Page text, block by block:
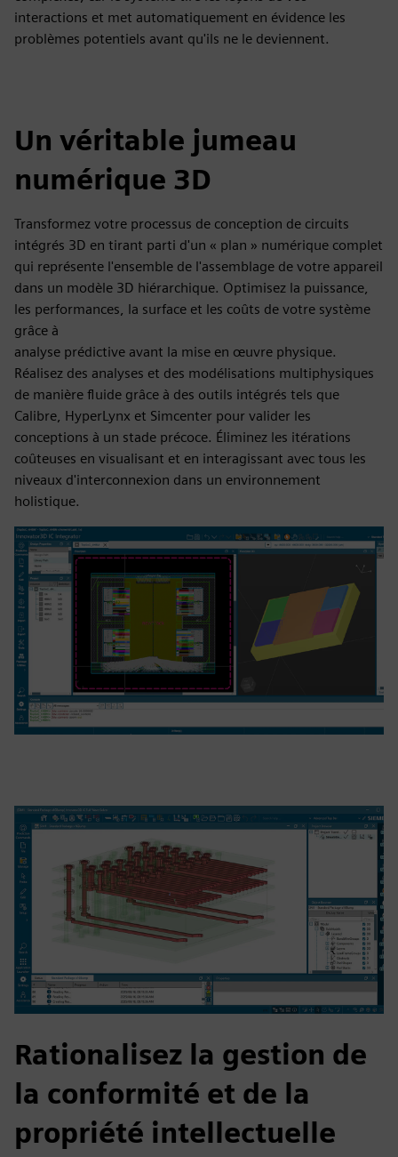
interactions et met automatiquement en évidence les
problèmes potentiels avant qu'ils ne le deviennent.
Un véritable jumeau
numérique 3D
Transformez votre processus de conception de circuits
intégrés 3D en tirant parti d'un « plan » numérique complet
qui représente l'ensemble de l'assemblage de votre appareil
dans un modèle 3D hiérarchique. Optimisez la puissance,
les performances, la surface et les coûts de votre système
grâce à
analyse prédictive avant la mise en œuvre physique.
Réalisez des analyses et des modélisations multiphysiques
de manière fluide grâce à des outils intégrés tels que
Calibre, HyperLynx et Simcenter pour valider les
conceptions à un stade précoce. Éliminez les itérations
coûteuses en visualisant et en interagissant avec tous les
niveaux d'interconnexion dans un environnement
holistique.
Rationalisez la gestion de
la conformité et de la
propriété intellectuelle